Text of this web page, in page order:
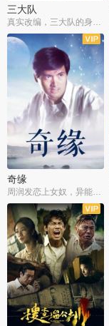
三大队
奇缘
周润发恋上女奴，异能护体战邪派